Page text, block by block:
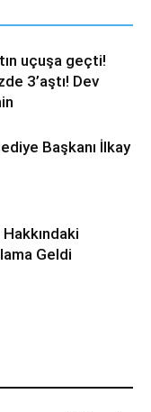
uçuşa geçti!
3’aştı! Dev
Başkanı İlkay
Geldi